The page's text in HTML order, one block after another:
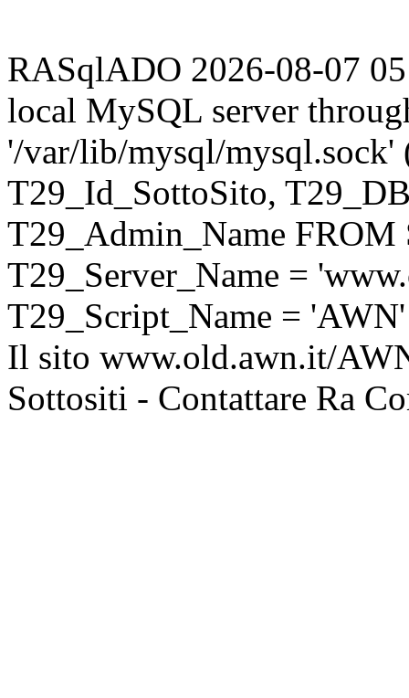
RASqlADO 2026-08-07
local MySQL server
'/var/lib/mysql/mysql.sock'
T29_Id_SottoSito,
T29_Admin_Name
T29_Server_Name =
T29_Script_Name = 'AWN'
Il sito www.old.awn.it/
Sottositi - Contattare Ra